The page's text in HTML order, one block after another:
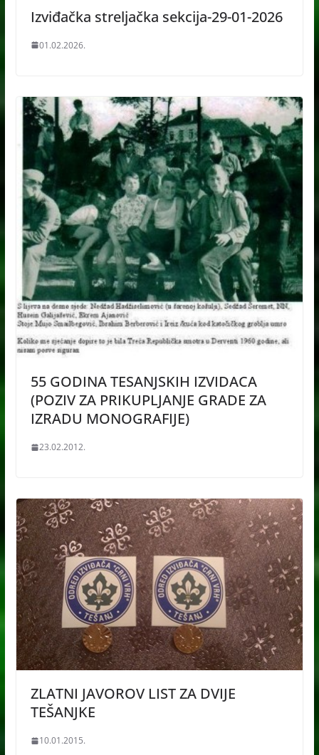
Izviđačka streljačka sekcija-29-01-2026
01.02.2026.
55 GODINA TESANJSKIH IZVIDACA
(POZIV ZA PRIKUPLJANJE GRADE ZA
IZRADU MONOGRAFIJE)
23.02.2012.
ZLATNI JAVOROV LIST ZA DVIJE
TEŠANJKE
10.01.2015.